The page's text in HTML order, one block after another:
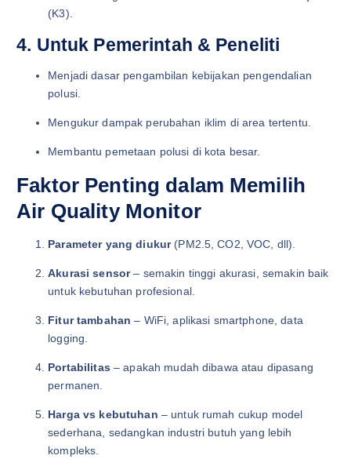
(K3).
4. Untuk Pemerintah & Peneliti
Menjadi dasar pengambilan kebijakan pengendalian
polusi.
Mengukur dampak perubahan iklim di area tertentu.
Membantu pemetaan polusi di kota besar.
Faktor Penting dalam Memilih
Air Quality Monitor
Parameter yang diukur(PM2.5, CO2, VOC, dll).
Akurasi sensor– semakin tinggi akurasi, semakin baik
untuk kebutuhan profesional.
Fitur tambahan – WiFi, aplikasi smartphone, data
logging.
Portabilitas – apakah mudah dibawa atau dipasang
permanen.
Harga vs kebutuhan – untuk rumah cukup model
sederhana, sedangkan industri butuh yang lebih
kompleks.